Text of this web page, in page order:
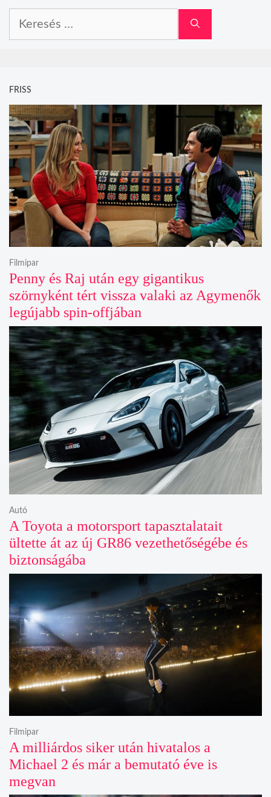
FRISS
Penny és Raj után egy gigantikus
szörnyként tért vissza valaki az Agymenők
legújabb spin-offjában
Filmipar
A Toyota a motorsport tapasztalatait
ültette át az új GR86 vezethetőségébe és
biztonságába
Autó
A milliárdos siker után hivatalos a
Michael 2 és már a bemutató éve is
megvan
Filmipar